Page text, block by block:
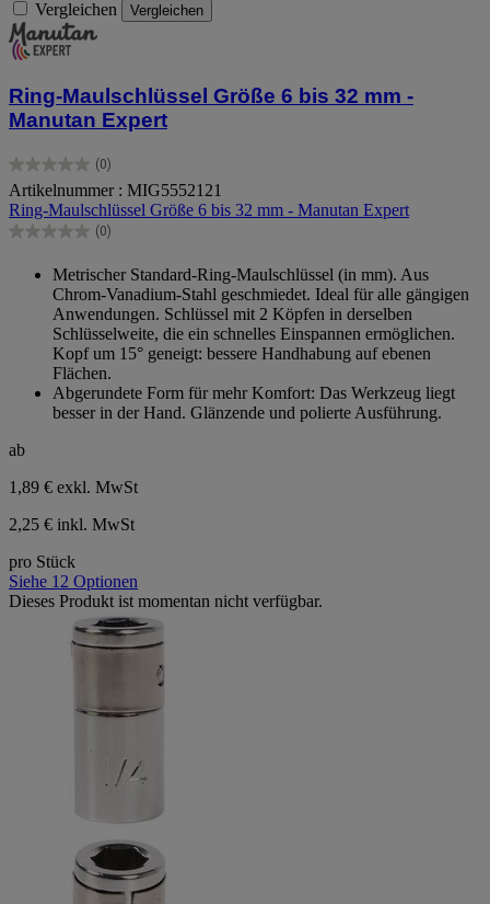
Vergleichen Vergleichen
Ring-Maulschlüssel Größe 6 bis 32 mm -
Manutan Expert
(0)
0.0
von
5
Sternen.
Artikelnummer : MIG5552121
Ring-Maulschlüssel Größe 6 bis 32 mm - Manutan Expert
(0)
0.0
Sternen.
Metrischer Standard-Ring-Maulschlüssel (in mm). Aus
Chrom-Vanadium-Stahl geschmiedet. Ideal für alle gängigen
Anwendungen. Schlüssel mit 2 Köpfen in derselben
Schlüsselweite, die ein schnelles Einspannen ermöglichen.
Kopf um 15° geneigt: bessere Handhabung auf ebenen
Flächen.
Abgerundete Form für mehr Komfort: Das Werkzeug liegt
besser in der Hand. Glänzende und polierte Ausführung.
ab
1,89 € exkl. MwSt
2,25 € inkl. MwSt
pro Stück
Siehe 12 Optionen
Dieses Produkt ist momentan nicht verfügbar.